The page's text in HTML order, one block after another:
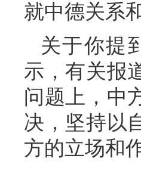
就中德关系
关于你提
示，有关报
问题上，中
决，坚持以
方的立场和